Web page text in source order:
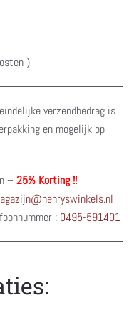
)
verzendbedrag is
en mogelijk op
– 25% Korting !!
: 0495-591401